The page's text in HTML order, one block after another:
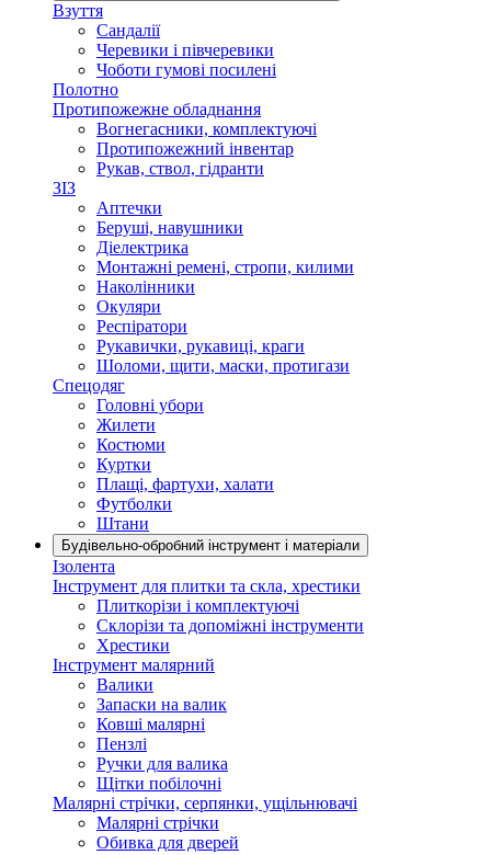
Взуття
Сандалії
Черевики і півчеревики
Чоботи гумові посилені
Полотно
Протипожежне обладнання
Вогнегасники, комплектуючі
Протипожежний інвентар
Рукав, ствол, гідранти
ЗІЗ
Аптечки
Беруші, навушники
Діелектрика
Монтажні ремені, стропи, килими
Наколінники
Окуляри
Респіратори
Рукавички, рукавиці, краги
Шоломи, щити, маски, протигази
Спецодяг
Головні убори
Жилети
Костюми
Куртки
Плащі, фартухи, халати
Футболки
Штани
Будівельно-обробний інструмент і матеріали
Ізолента
Інструмент для плитки та скла, хрестики
Плиткорізи і комплектуючі
Склорізи та допоміжні інструменти
Хрестики
Інструмент малярний
Валики
Запаски на валик
Ковші малярні
Пензлі
Ручки для валика
Щітки побілочні
Малярні стрічки, серпянки, ущільнювачі
Малярні стрічки
Обивка для дверей